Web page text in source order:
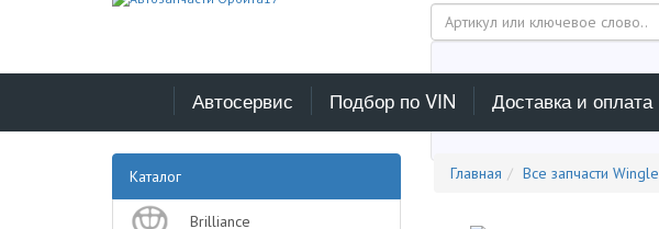
Выберите каталог поиска
Автосервис Подбор по VIN Доставка и оплата
Каталог
Brilliance
Главная Все запчасти Wingle